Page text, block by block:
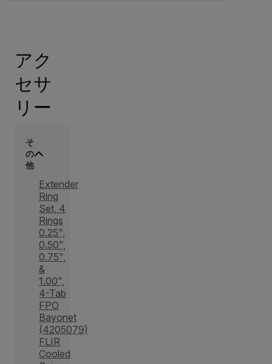
アク
セサ
リー
そ
の
他
Extender
Ring
Set, 4
Rings
0.25",
0.50",
0.75",
&
1.00",
4-Tab
FPO
Bayonet
(4205079)
FLIR
Cooled